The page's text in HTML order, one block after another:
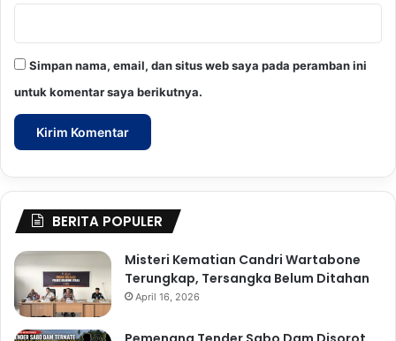
Simpan nama, email, dan situs web saya pada peramban ini
untuk komentar saya berikutnya.
BERITA POPULER
Misteri Kematian Candri Wartabone
Terungkap, Tersangka Belum Ditahan
April 16, 2026